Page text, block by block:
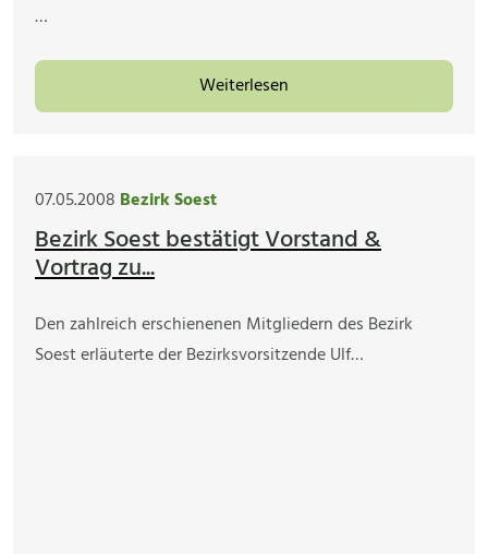
…
Weiterlesen
07.05.2008 Bezirk Soest
Bezirk Soest bestätigt Vorstand &
Vortrag zu...
Den zahlreich erschienenen Mitgliedern des Bezirk
Soest erläuterte der Bezirksvorsitzende Ulf…